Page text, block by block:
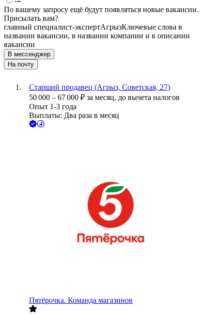
По вашему запросу ещё будут появляться новые вакансии.
Присылать вам?
главный специалист-экспертАгрызКлючевые слова в
названии вакансии, в названии компании и в описании
вакансии
В мессенджер
На почту
Старший продавец (Агрыз, Советская, 27)
50 000 – 67 000 ₽ за месяц, до вычета налогов
Опыт 1-3 года
Выплаты: Два раза в месяц
Пятёрочка. Команда магазинов